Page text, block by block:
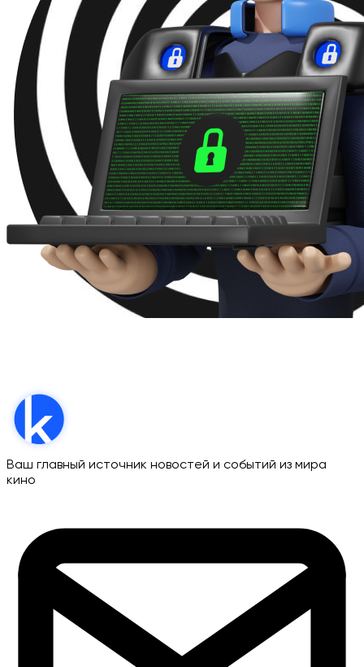
Ваш главный источник новостей и событий из мира
кино